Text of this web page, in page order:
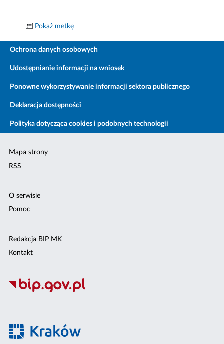
Pokaż metkę
Ochrona danych osobowych
Udostępnianie informacji na wniosek
Ponowne wykorzystywanie informacji sektora publicznego
Deklaracja dostępności
Polityka dotycząca cookies i podobnych technologii
Mapa strony
RSS
O serwisie
Pomoc
Redakcja BIP MK
Kontakt